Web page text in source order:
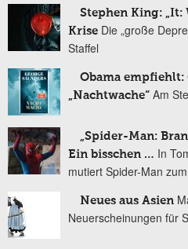
Stephen King: „It:
Krise Die „große
Staffel
Obama empfiehlt:
„Nachtwache“ Am
„Spider-Man:
Ein bisschen … In
mutiert Spider-Man
Neues aus Asien
Neuerscheinungen für